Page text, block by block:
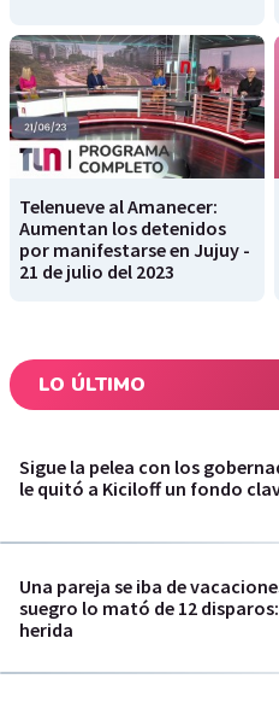
Telenueve al Amanecer:
Aumentan los detenidos
por manifestarse en Jujuy -
21 de julio del 2023
LO ÚLTIMO
Sigue la pelea con los
le quitó a Kiciloff un fondo
Una pareja se iba de
suegro lo mató de 12
herida